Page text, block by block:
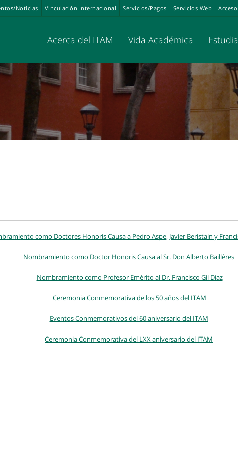
Noticias Vinculación Internacional Servicios/Pagos Servicios Web
Acerca del ITAM Vida Académica
como Doctores Honoris Causa a Pedro Aspe, Javier Beristain y
Nombramiento como Doctor Honoris Causa al Sr. Don Alberto Baillères
Nombramiento como Profesor Emérito al Dr. Francisco Gil Díaz
Ceremonia Conmemorativa de los 50 años del ITAM
Eventos Conmemorativos del 60 aniversario del ITAM
Ceremonia Conmemorativa del LXX aniversario del ITAM